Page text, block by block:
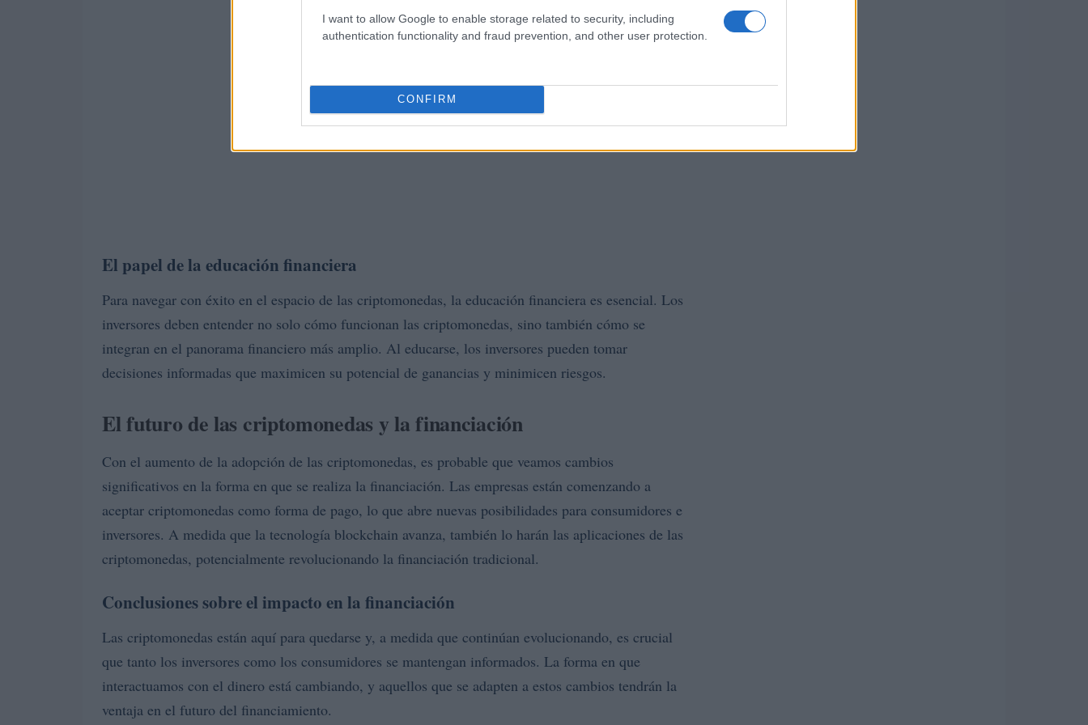
I want to allow Google to enable storage related to security, including
authentication functionality and fraud prevention, and other user protection.
CONFIRM
El papel de la educación financiera
Para navegar con éxito en el espacio de las criptomonedas, la educación financiera es esencial. Los
inversores deben entender no solo cómo funcionan las criptomonedas, sino también cómo se
integran en el panorama financiero más amplio. Al educarse, los inversores pueden tomar
decisiones informadas que maximicen su potencial de ganancias y minimicen riesgos.
El futuro de las criptomonedas y la financiación
Con el aumento de la adopción de las criptomonedas, es probable que veamos cambios
significativos en la forma en que se realiza la financiación. Las empresas están comenzando a
aceptar criptomonedas como forma de pago, lo que abre nuevas posibilidades para consumidores e
inversores. A medida que la tecnología blockchain avanza, también lo harán las aplicaciones de las
criptomonedas, potencialmente revolucionando la financiación tradicional.
Conclusiones sobre el impacto en la financiación
Las criptomonedas están aquí para quedarse y, a medida que continúan evolucionando, es crucial
que tanto los inversores como los consumidores se mantengan informados. La forma en que
interactuamos con el dinero está cambiando, y aquellos que se adapten a estos cambios tendrán la
ventaja en el futuro del financiamiento.